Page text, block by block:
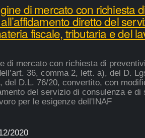
di mercato con richiesta
diretto del
fiscale, tributaria e del
di mercato con richiesta di
36, comma 2, lett. a), del D.
del D.L. 76/20, convertito, con
del servizio di consulenza e
per le esigenze dell'INAF
2020